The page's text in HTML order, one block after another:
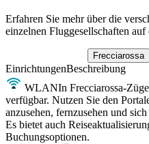
Erfahren Sie mehr über die
einzelnen Fluggesellschaften auf
Frecciarossa
EinrichtungenBeschreibung
WLANIn Frecciarossa-
verfügbar. Nutzen Sie den
anzusehen, fernzusehen und
Es bietet auch
Buchungsoptionen.